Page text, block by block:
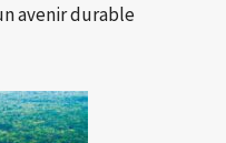
avenir durable